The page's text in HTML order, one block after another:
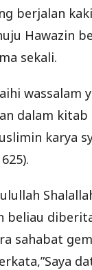
berjalan
Hawazin
sekali.
wassalam
dalam kitab
karya
beliau
sahabat